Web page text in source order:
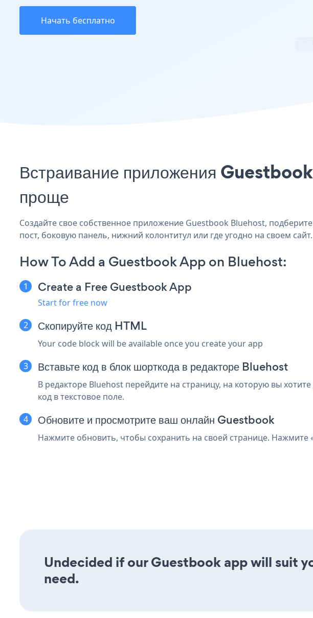
Начать бесплатно
Встраивание приложения
проще
Создайте свое собственное приложение Guestbook Bluehost,
пост, боковую панель, нижний колонтитул или где угодно на своем сайт.
How To Add a Guestbook App on Bluehost:
Create a Free Guestbook App
Start for free now
Скопируйте код HTML
Your code block will be available once you create your app
Вставьте код в блок шорткода в редакторе Bluehost
В редакторе Bluehost перейдите на страницу, на которую вы
код в текстовое поле.
Обновите и просмотрите ваш онлайн Guestbook
Нажмите обновить, чтобы сохранить на своей странице.
Undecided if our Guestbook app will suit
need.